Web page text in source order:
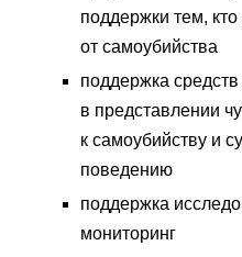
поддержки тем,
от самоубийства
поддержка
в представлении
к самоубийству и
поведению
поддержка
мониторинг